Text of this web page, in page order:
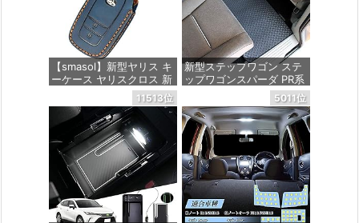
価格：¥10,799
【smasol】新型ヤリス キ
ーケース ヤリスクロス 新
型ハリアー 80系 キーケー
ス ハイラックス GUN125
ランドクルーザー200系
ミライ MARK X 250G S
専用設計 キーケース 本革
キーカバー キーホルダー
カスタム パーツ ドレスア
ップ (2ボタン, 青)
価格：¥2,180
新型ステップワゴン ステ
ップワゴンスパーダ PR系
ラバー製セカンドラグマ
ット YMT - フロアマット
価格：¥5,940
11513位 5011位